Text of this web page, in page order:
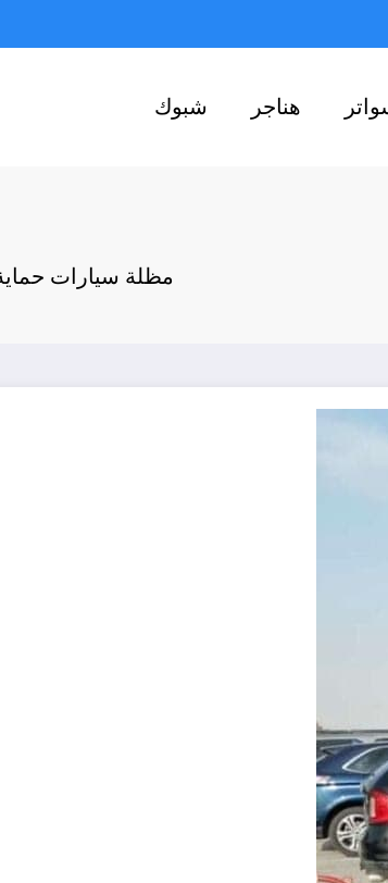
هناجر شبوك
مظلة سيارات